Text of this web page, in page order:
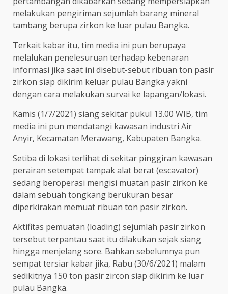
melakukan pengiriman sejumlah barang mineral
tambang berupa zirkon ke luar pulau Bangka.
Terkait kabar itu, tim media ini pun berupaya
melalukan penelesuruan terhadap kebenaran
informasi jika saat ini disebut-sebut ribuan ton pasir
zirkon siap dikirim keluar pulau Bangka yakni
dengan cara melakukan survai ke lapangan/lokasi.
Kamis (1/7/2021) siang sekitar pukul 13.00 WIB, tim
media ini pun mendatangi kawasan industri Air
Anyir, Kecamatan Merawang, Kabupaten Bangka.
Setiba di lokasi terlihat di sekitar pinggiran kawasan
perairan setempat tampak alat berat (escavator)
sedang beroperasi mengisi muatan pasir zirkon ke
dalam sebuah tongkang berukuran besar
diperkirakan memuat ribuan ton pasir zirkon.
Aktifitas pemuatan (loading) sejumlah pasir zirkon
tersebut terpantau saat itu dilakukan sejak siang
hingga menjelang sore. Bahkan sebelumnya pun
sempat tersiar kabar jika, Rabu (30/6/2021) malam
sedikitnya 150 ton pasir zircon siap dikirim ke luar
pulau Bangka.